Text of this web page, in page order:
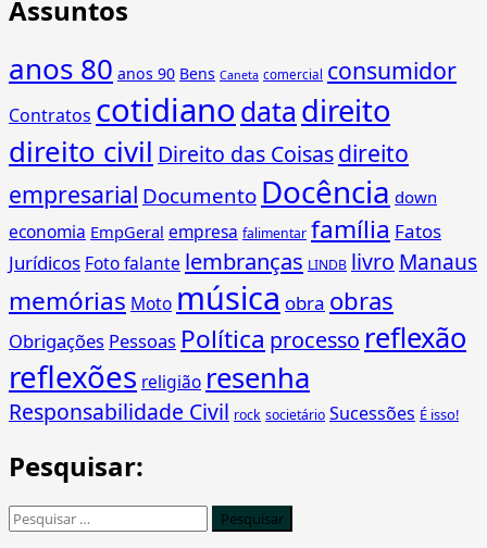
Assuntos
anos 80 anos 90 Bens Caneta comercial consumidor
Contratos cotidianodata direito
direito civil Direito das Coisasdireito
empresarial Documento Docência down
economia EmpGeral empresa falimentar família Fatos
Jurídicos Foto falante lembranças LINDB livro Manaus
memórias Moto música obra obras
Obrigações Pessoas Política processo reflexão
reflexões religião resenha
Responsabilidade Civil rock societário Sucessões É isso!
Pesquisar:
Pesquisar